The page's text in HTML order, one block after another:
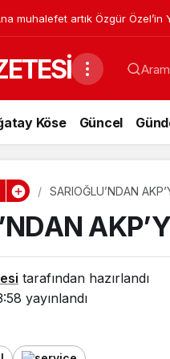
muhalefet artık Özgür Özel’in
partiye düştü, Meclis’teki dağılım
Köse Güncel
SARIOĞLU’NDAN
tarafından hazırlandı
yayınlandı